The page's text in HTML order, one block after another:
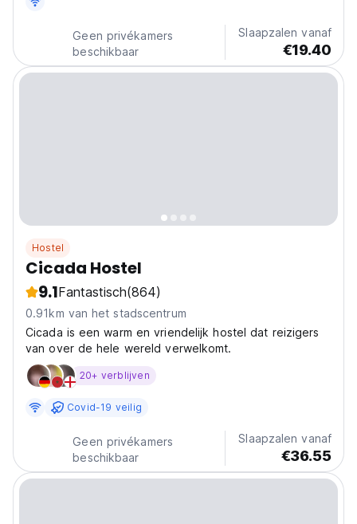
Geen privékamers
beschikbaar
Slaapzalen vanaf
€19.40
Hostel
Cicada Hostel
9.1Fantastisch(864)
0.91km van het stadscentrum
Cicada is een warm en vriendelijk hostel dat reizigers
van over de hele wereld verwelkomt.
20+ verblijven
Covid-19 veilig
Geen privékamers
beschikbaar
Slaapzalen vanaf
€36.55